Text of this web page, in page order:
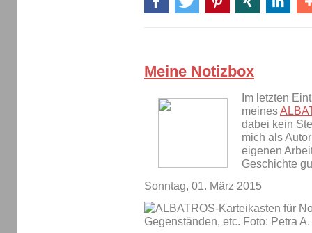
Meine Notizbox
Im letzten
meines
dabei kein
mich als
eigenen
Geschichte
Sonntag, 01. März 2015